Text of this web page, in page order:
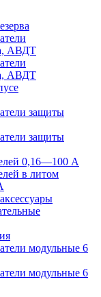
АВДТ
АВДТ
защиты
защиты
0,16—100 А
в литом
модульные 6
модульные 6